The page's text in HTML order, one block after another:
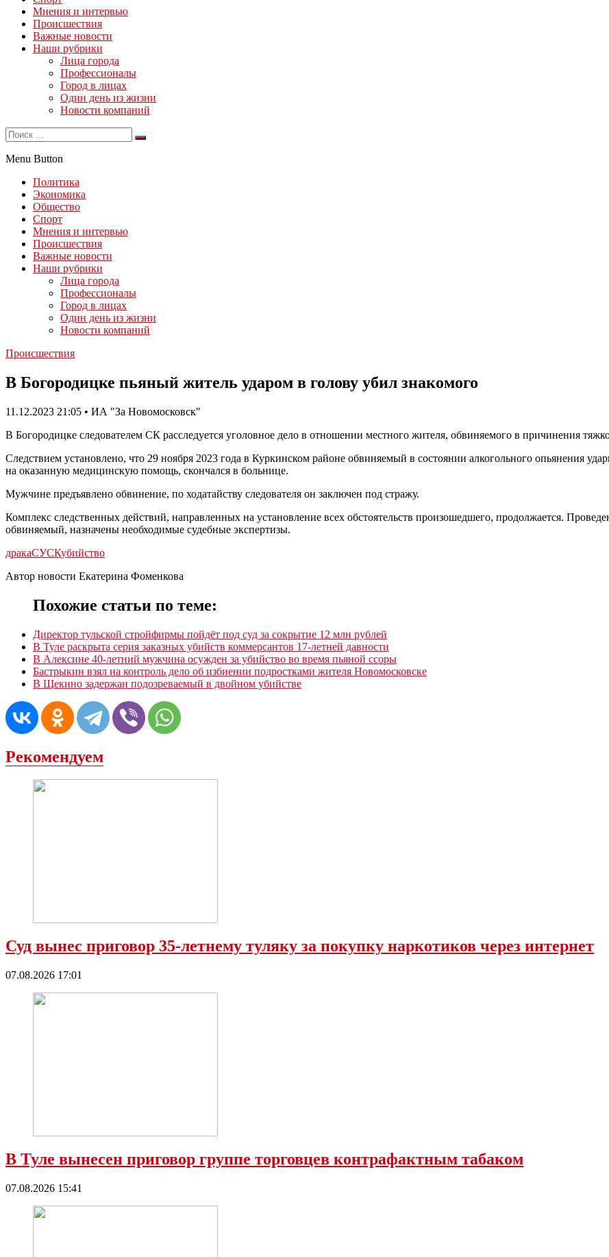
Мнения и интервью
Происшествия
Важные новости
Наши рубрики
Лица города
Профессионалы
Город в лицах
Один день из жизни
Новости компаний
Menu Button
Политика
Экономика
Общество
Спорт
Мнения и интервью
Происшествия
Важные новости
Наши рубрики
Лица города
Профессионалы
Город в лицах
Один день из жизни
Новости компаний
Происшествия
В Богородицке пьяный житель ударом в голову убил знакомого
11.12.2023 21:05 • ИА "За Новомосковск"
В Богородицке следователем СК расследуется уголовное дело в отношении местного жителя, обвиняемого в причинения
Следствием установлено, что 29 ноября 2023 года в Куркинском районе обвиняемый в состоянии алкогольного опьянения
на оказанную медицинскую помощь, скончался в больнице.
Мужчине предъявлено обвинение, по ходатайству следователя он заключен под стражу.
Комплекс следственных действий, направленных на установление всех обстоятельств произошедшего, продолжается.
обвиняемый, назначены необходимые судебные экспертизы.
дракаСУСКубийство
Автор новости Екатерина Фоменкова
Похожие статьи по теме:
Директор тульской стройфирмы пойдёт под суд за сокрытие 12 млн рублей
В Туле раскрыта серия заказных убийств коммерсантов 17-летней давности
В Алексине 40-летний мужчина осужден за убийство во время пьяной ссоры
Бастрыкин взял на контроль дело об избиении подростками жителя Новомосковске
В Щекино задержан подозреваемый в двойном убийстве
Рекомендуем
Суд вынес приговор 35-летнему туляку за покупку наркотиков через интернет
07.08.2026 17:01
В Туле вынесен приговор группе торговцев контрафактным табаком
07.08.2026 15:41